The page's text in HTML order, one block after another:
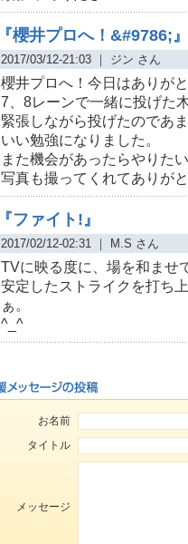
『櫻井プロへ！&#9786;』
2017/03/12-21:03 ｜ ジン さん
櫻井プロへ！今日はありが
7、8レーンで一緒に投げた
緊張しながら投げたのであ
いい勉強になりました。
また機会があったらやりた
写真も撮ってくれてありが
『ファイト!』
2017/02/12-02:31 ｜ M.S さん
TVに映る度に、場を和ませ
安定したストライクを打ち
ぁ。
^_^
お名前
タイトル
メッセージ